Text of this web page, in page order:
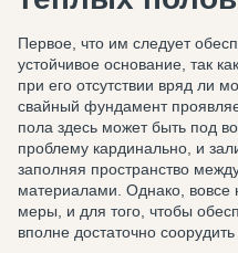
Первое, что им следует
устойчивое основание, так
при его отсутствии вряд ли
свайный фундамент
пола здесь может быть под
проблему кардинально, и
заполняя пространство
материалами. Однако, вовсе
меры, и для того, чтобы
вполне достаточно